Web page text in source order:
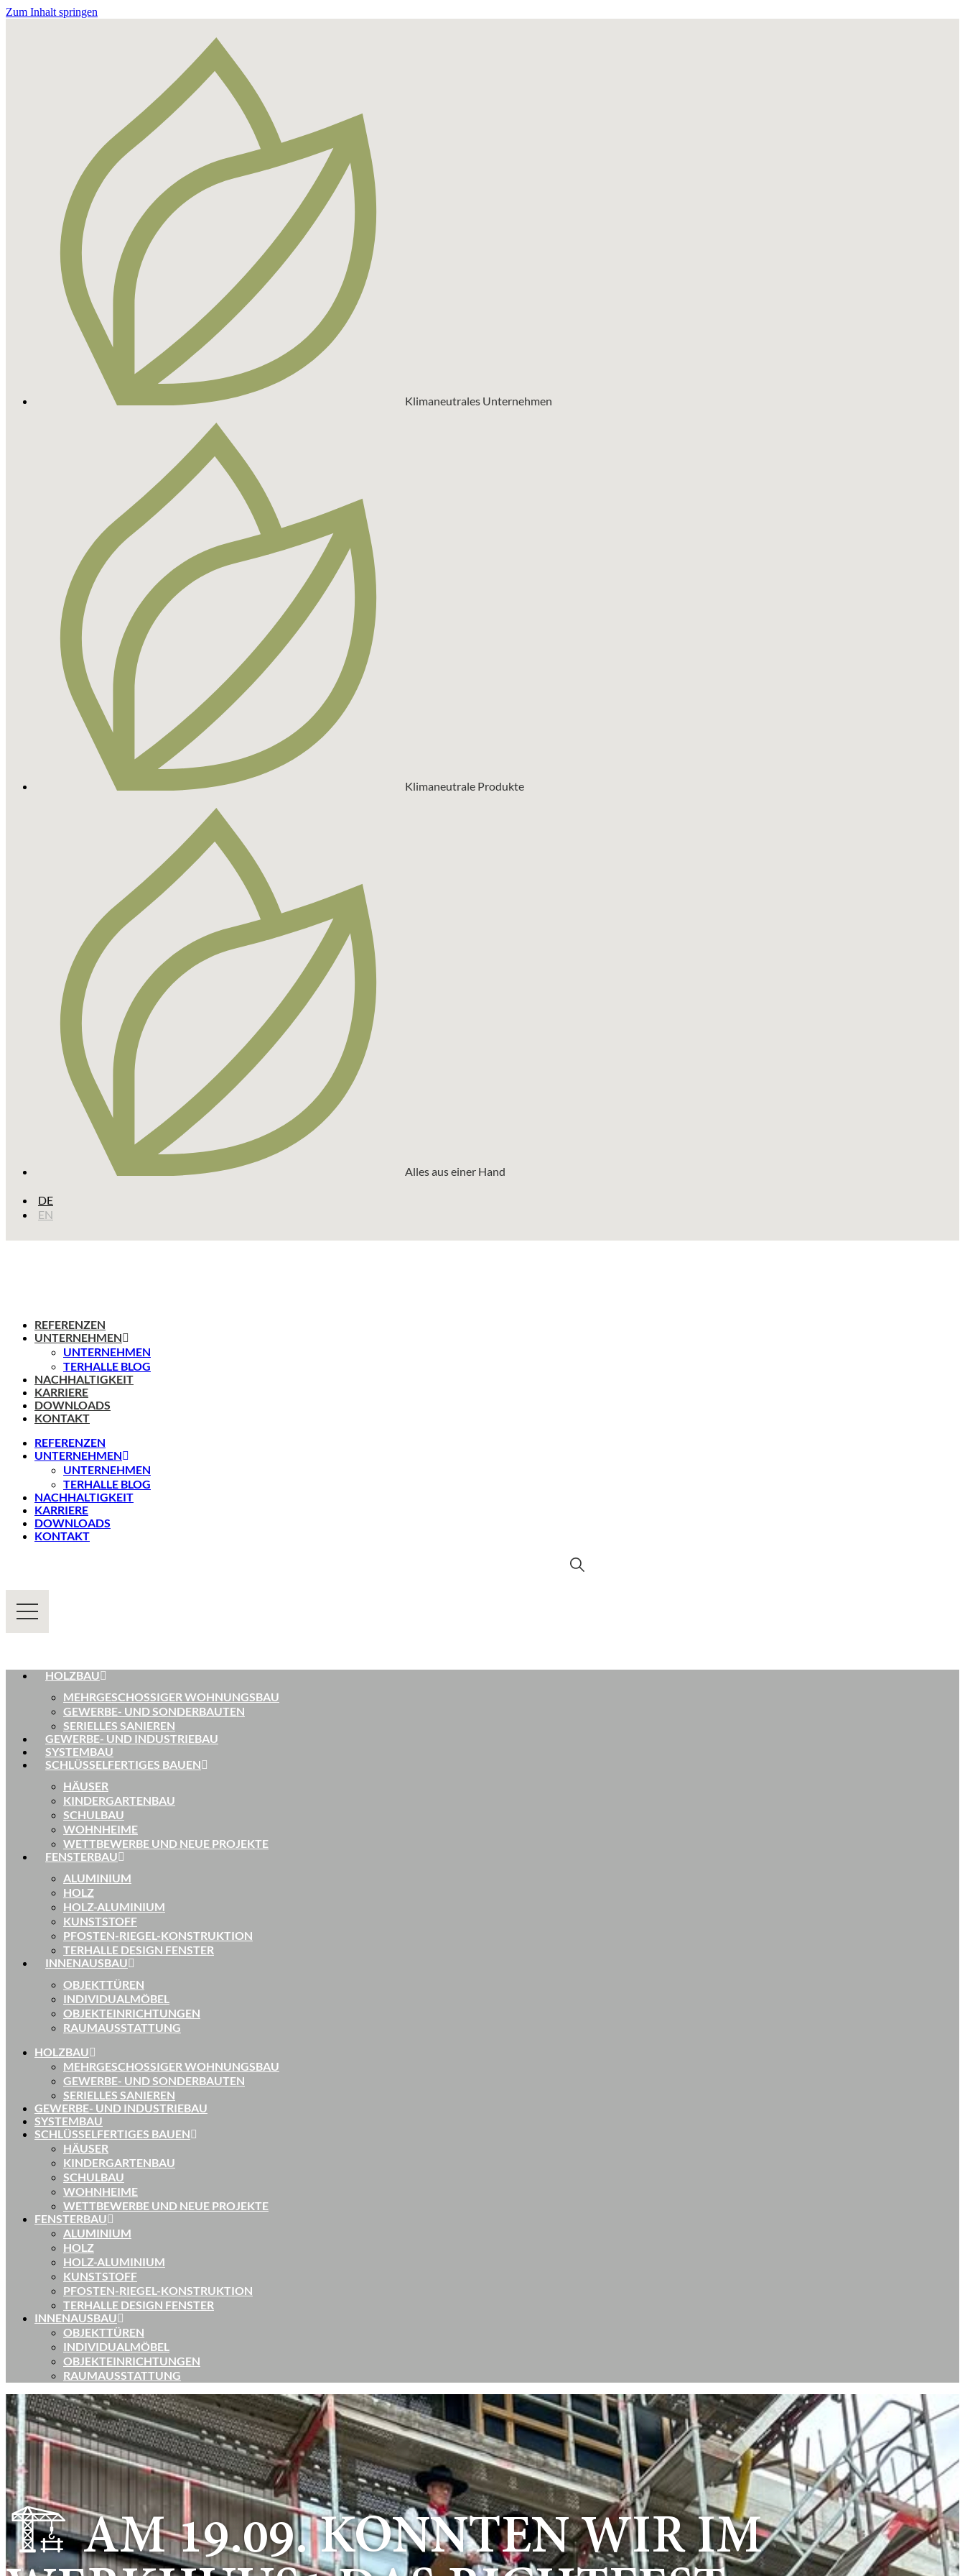
Zum Inhalt springen
Klimaneutrales Unternehmen
Klimaneutrale Produkte
Alles aus einer Hand
DE
EN
REFERENZEN
UNTERNEHMEN
UNTERNEHMEN
TERHALLE BLOG
NACHHALTIGKEIT
KARRIERE
DOWNLOADS
KONTAKT
REFERENZEN
UNTERNEHMEN
UNTERNEHMEN
TERHALLE BLOG
NACHHALTIGKEIT
KARRIERE
DOWNLOADS
KONTAKT
HOLZBAU
MEHRGESCHOSSIGER WOHNUNGSBAU
GEWERBE- UND SONDERBAUTEN
SERIELLES SANIEREN
GEWERBE- UND INDUSTRIEBAU
SYSTEMBAU
SCHLÜSSELFERTIGES BAUEN
HÄUSER
KINDERGARTENBAU
SCHULBAU
WOHNHEIME
WETTBEWERBE UND NEUE PROJEKTE
FENSTERBAU
ALUMINIUM
HOLZ
HOLZ-ALUMINIUM
KUNSTSTOFF
PFOSTEN-RIEGEL-KONSTRUKTION
TERHALLE DESIGN FENSTER
INNENAUSBAU
OBJEKTTÜREN
INDIVIDUALMÖBEL
OBJEKTEINRICHTUNGEN
RAUMAUSSTATTUNG
HOLZBAU
MEHRGESCHOSSIGER WOHNUNGSBAU
GEWERBE- UND SONDERBAUTEN
SERIELLES SANIEREN
GEWERBE- UND INDUSTRIEBAU
SYSTEMBAU
SCHLÜSSELFERTIGES BAUEN
HÄUSER
KINDERGARTENBAU
SCHULBAU
WOHNHEIME
WETTBEWERBE UND NEUE PROJEKTE
FENSTERBAU
ALUMINIUM
HOLZ
HOLZ-ALUMINIUM
KUNSTSTOFF
PFOSTEN-RIEGEL-KONSTRUKTION
TERHALLE DESIGN FENSTER
INNENAUSBAU
OBJEKTTÜREN
INDIVIDUALMÖBEL
OBJEKTEINRICHTUNGEN
RAUMAUSSTATTUNG
🏗️ AM 19.09. KONNTEN WIR IM